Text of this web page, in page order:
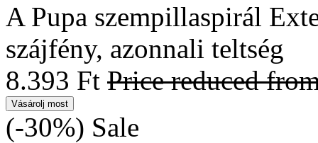
A Pupa szempillaspirál
szájfény, azonnali teltség
8.393 Ft Price reduced
Vásárolj most
(-30%) Sale